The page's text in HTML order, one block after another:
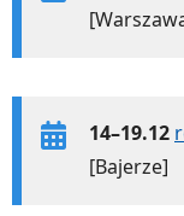
14–19.12
[Bajerze]